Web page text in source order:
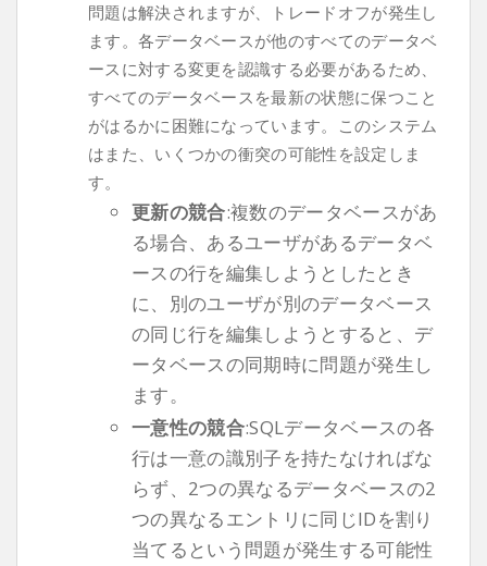
問題は解決されますが、トレードオフが発生し
ます。各データベースが他のすべてのデータベ
ースに対する変更を認識する必要があるため、
すべてのデータベースを最新の状態に保つこと
がはるかに困難になっています。このシステム
はまた、いくつかの衝突の可能性を設定しま
す。
更新の競合:複数のデータベースがあ
る場合、あるユーザがあるデータベ
ースの行を編集しようとしたとき
に、別のユーザが別のデータベース
の同じ行を編集しようとすると、デ
ータベースの同期時に問題が発生し
ます。
一意性の競合:SQLデータベースの各
行は一意の識別子を持たなければな
らず、2つの異なるデータベースの2
つの異なるエントリに同じIDを割り
当てるという問題が発生する可能性